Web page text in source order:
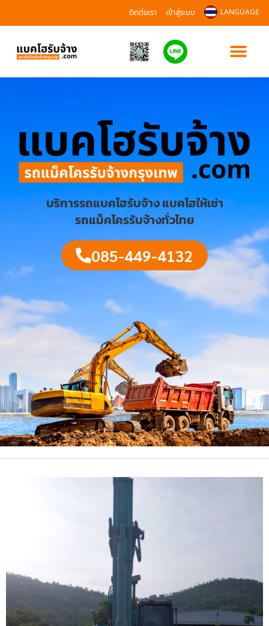
ติดต่อเรา เข้าสู่ระบบ LANGUAGE
บริการรถแบคโฮรับจ้าง แบคโฮให้เช่า
รถแม็คโครรับจ้างทั่วไทย
085-449-4132